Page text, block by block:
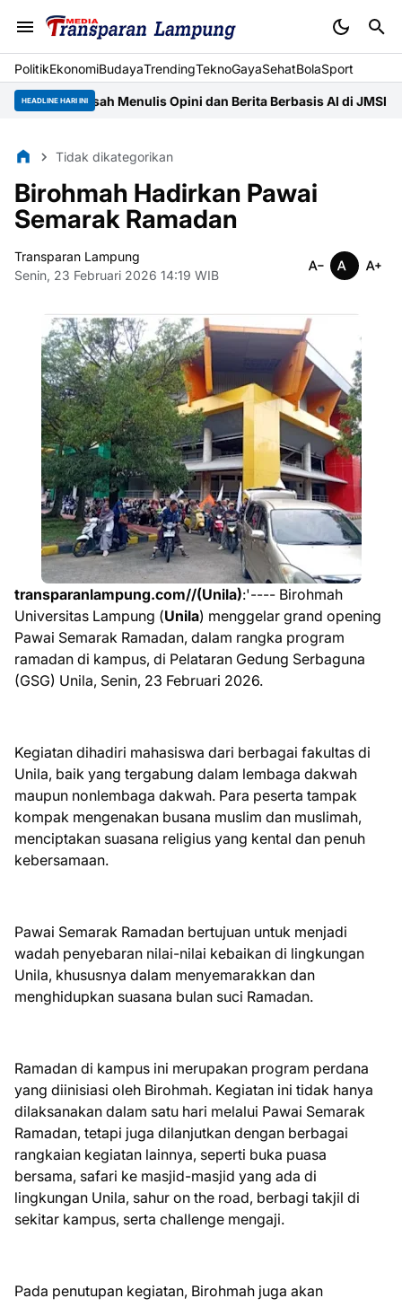
PolitikEkonomiBudayaTrendingTeknoGayaSehatBolaSport
HEADLINE HARI INI
RIL Asah Menulis Opini dan Berita Berbasis AI di JMSI
Tidak dikategorikan
Birohmah Hadirkan Pawai
Semarak Ramadan
Transparan Lampung
Senin, 23 Februari 2026 14:19 WIB
transparanlampung.com//(Unila):'---- Birohmah
Universitas Lampung (Unila) menggelar grand opening
Pawai Semarak Ramadan, dalam rangka program
ramadan di kampus, di Pelataran Gedung Serbaguna
(GSG) Unila, Senin, 23 Februari 2026.
Kegiatan dihadiri mahasiswa dari berbagai fakultas di
Unila, baik yang tergabung dalam lembaga dakwah
maupun nonlembaga dakwah. Para peserta tampak
kompak mengenakan busana muslim dan muslimah,
menciptakan suasana religius yang kental dan penuh
kebersamaan.
Pawai Semarak Ramadan bertujuan untuk menjadi
wadah penyebaran nilai-nilai kebaikan di lingkungan
Unila, khususnya dalam menyemarakkan dan
menghidupkan suasana bulan suci Ramadan.
Ramadan di kampus ini merupakan program perdana
yang diinisiasi oleh Birohmah. Kegiatan ini tidak hanya
dilaksanakan dalam satu hari melalui Pawai Semarak
Ramadan, tetapi juga dilanjutkan dengan berbagai
rangkaian kegiatan lainnya, seperti buka puasa
bersama, safari ke masjid-masjid yang ada di
lingkungan Unila, sahur on the road, berbagi takjil di
sekitar kampus, serta challenge mengaji.
Pada penutupan kegiatan, Birohmah juga akan